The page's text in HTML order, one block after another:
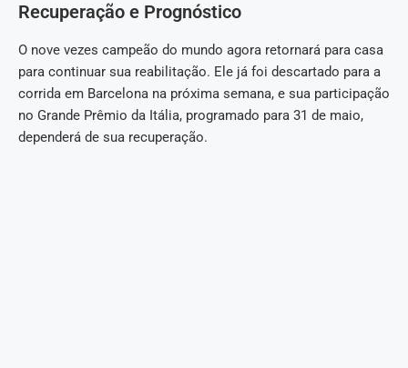
Recuperação e Prognóstico
O nove vezes campeão do mundo agora retornará para casa
para continuar sua reabilitação. Ele já foi descartado para a
corrida em Barcelona na próxima semana, e sua participação
no Grande Prêmio da Itália, programado para 31 de maio,
dependerá de sua recuperação.